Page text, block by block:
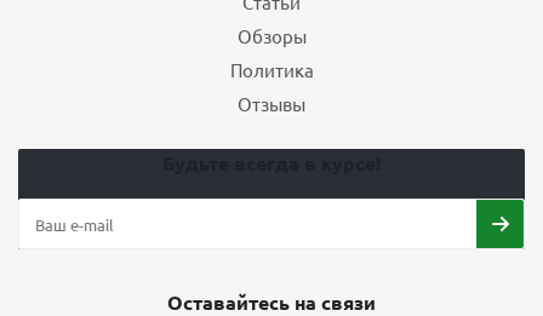
Обзоры
Политика
Отзывы
Оставайтесь на связи